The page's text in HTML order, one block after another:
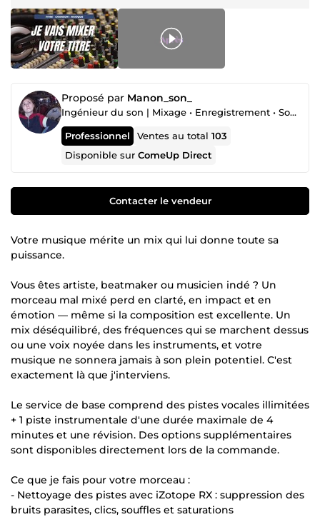
Proposé par Manon_son_
Ingénieur du son | Mixage • Enregistrement • Sound Design
Professionnel Ventes au total103
Disponible surComeUp Direct
Contacter le vendeur
Votre musique mérite un mix qui lui donne toute sa
puissance.
Vous êtes artiste, beatmaker ou musicien indé ? Un
morceau mal mixé perd en clarté, en impact et en
émotion — même si la composition est excellente. Un
mix déséquilibré, des fréquences qui se marchent dessus
ou une voix noyée dans les instruments, et votre
musique ne sonnera jamais à son plein potentiel. C'est
exactement là que j'interviens.
Le service de base comprend des pistes vocales illimitées
+ 1 piste instrumentale d'une durée maximale de 4
minutes et une révision. Des options supplémentaires
sont disponibles directement lors de la commande.
Ce que je fais pour votre morceau :
- Nettoyage des pistes avec iZotope RX : suppression des
bruits parasites, clics, souffles et saturations